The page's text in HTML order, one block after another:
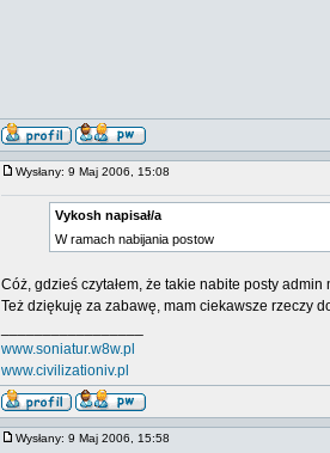
Wysłany: 9 Maj 2006, 15:08
Vykosh napisał/a
W ramach nabijania postow
Cóż, gdzieś czytałem, że takie nabite posty admin
Też dziękuję za zabawę, mam ciekawsze rzeczy
www.soniatur.w8w.pl
www.civilizationiv.pl
Wysłany: 9 Maj 2006, 15:58